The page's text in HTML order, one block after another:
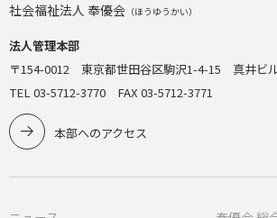
社会福祉法人 奉優会 （ほうゆうかい）
法人管理本部
〒154-0012 東京都世田谷区駒沢1-4-15 真井ビ
TEL 03-5712-3770 FAX 03-5712-3771
本部へのアクセス